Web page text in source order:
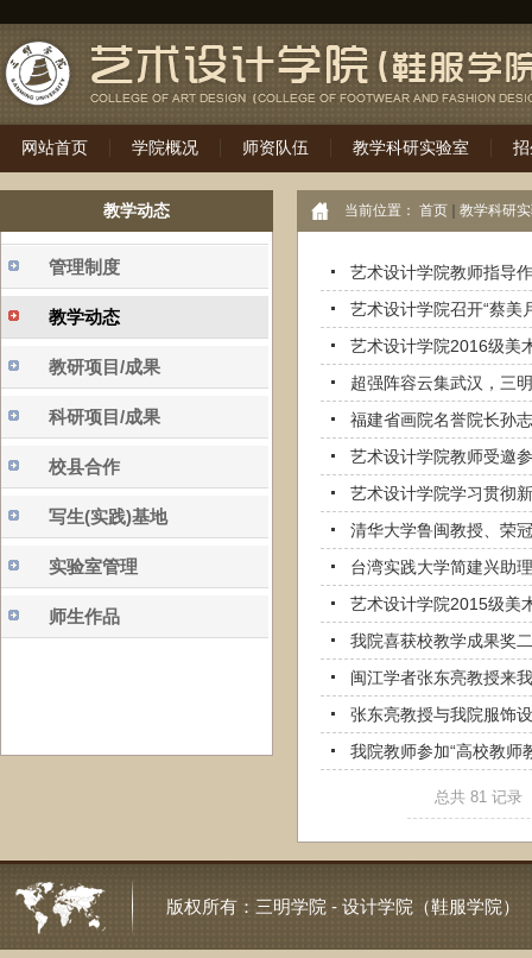
网站首页 学院概况 师资队伍 教学科研实验室
教学动态
管理制度
教学动态
教研项目/成果
科研项目/成果
校县合作
写生(实践)基地
实验室管理
师生作品
当前位置： 首页 教学科研
艺术设计学院教师指导
艺术设计学院召开“蔡美
艺术设计学院2016级美
超强阵容云集武汉，三
福建省画院名誉院长孙
艺术设计学院教师受邀
艺术设计学院学习贯彻
清华大学鲁闽教授、荣
台湾实践大学简建兴助
艺术设计学院2015级美
我院喜获校教学成果奖
闽江学者张东亮教授来
张东亮教授与我院服饰
我院教师参加“高校教师
总共 81 记录
版权所有： 三明学院 - 设计学院（鞋服学院）